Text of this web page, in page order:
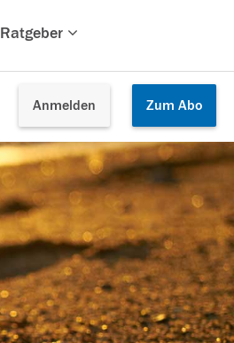
Ratgeber
Anmelden Zum Abo